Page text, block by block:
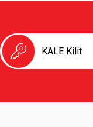
KALE Kilit